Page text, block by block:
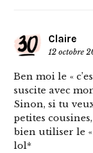
Claire
12 octobre
Ben moi le «
suscite avec
Sinon, si tu
petites
bien utiliser le «
lol*